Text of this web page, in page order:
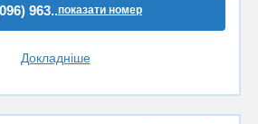
963..показати номер
Докладніше